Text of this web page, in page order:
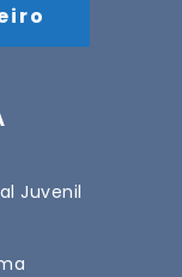
Juvenil